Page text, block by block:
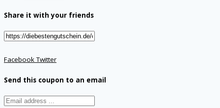
Share it with your friends
FacebookTwitter
Send this coupon to an email